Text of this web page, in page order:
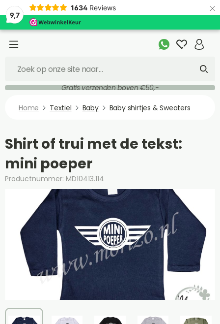
9,7
1634 Reviews ×
Gratis verzenden boven €50,-
Home Textiel Baby Baby shirtjes & Sweaters
Shirt of trui met de tekst:
mini poeper
Productnummer: MD10413.114